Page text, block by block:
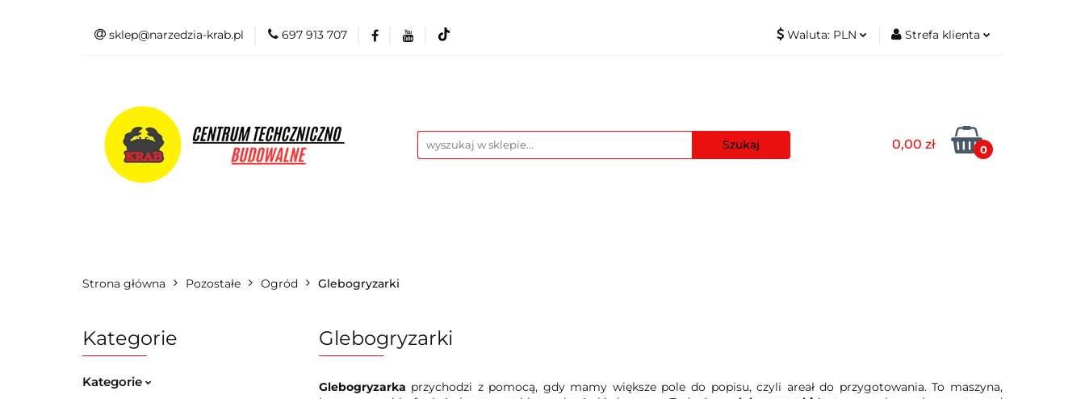
sklep@narzedzia-krab.pl 697 913 707 Waluta: PLN Strefa klienta
Dodaj zgłoszenie
Zgody cookies
0,00 zł 0
Elektronarzędzia Akcesoria i osprzęt
Strona główna Pozostałe Ogród Glebogryzarki
Kategorie
Kategorie
Glebogryzarki
Glebogryzarka przychodzi z pomocą, gdy mamy większe pole do popisu, czyli areał do przygotowania. To maszyna,